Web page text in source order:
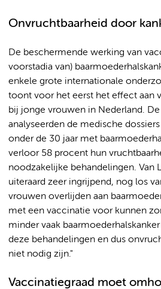
Onvruchtbaarheid door
De beschermende werking van
voorstadia van)
enkele grote internationale
toont voor het eerst het effect aan
bij jonge vrouwen in Nederland.
analyseerden de medische
onder de 30 jaar met
verloor 58 procent hun
noodzakelijke behandelingen. Van
uiteraard zeer ingrijpend, nog los
vrouwen overlijden aan
met een vaccinatie voor kunnen
minder vaak
deze behandelingen en dus
niet nodig zijn."
Vaccinatiegraad moet